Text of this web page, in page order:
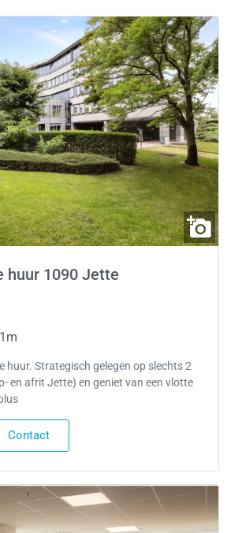
huur 1090 Jette
1m
huur. Strategisch gelegen op slechts 2
en afrit Jette) en geniet van een vlotte
Contact